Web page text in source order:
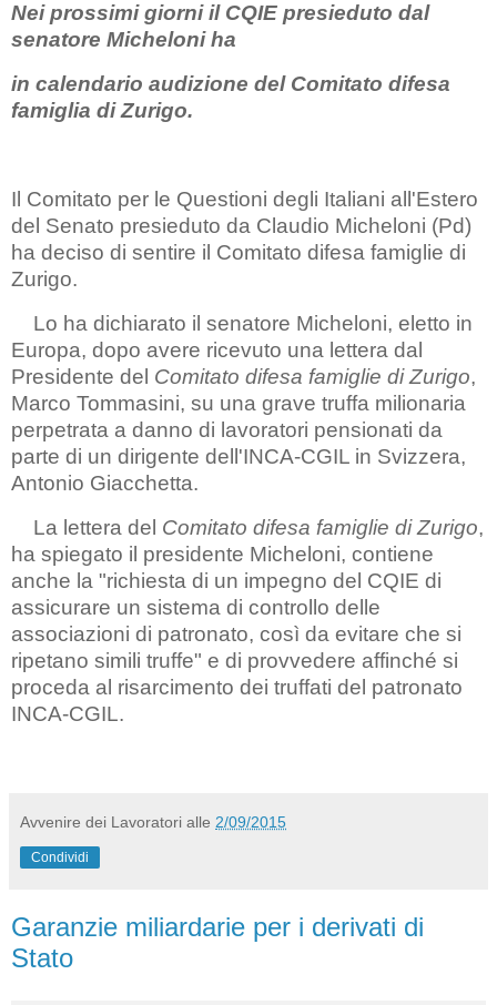
Nei prossimi giorni il CQIE presieduto dal
senatore Micheloni ha
in calendario audizione del Comitato difesa
famiglia di Zurigo.
Il Comitato per le Questioni degli Italiani all'Estero
del Senato presieduto da Claudio Micheloni (Pd)
ha deciso di sentire il Comitato difesa famiglie di
Zurigo.
Lo ha dichiarato il senatore Micheloni, eletto in
Europa, dopo avere ricevuto una lettera dal
Presidente del Comitato difesa famiglie di Zurigo,
Marco Tommasini, su una grave truffa milionaria
perpetrata a danno di lavoratori pensionati da
parte di un dirigente dell'INCA-CGIL in Svizzera,
Antonio Giacchetta.
La lettera del Comitato difesa famiglie di Zurigo,
ha spiegato il presidente Micheloni, contiene
anche la "richiesta di un impegno del CQIE di
assicurare un sistema di controllo delle
associazioni di patronato, così da evitare che si
ripetano simili truffe" e di provvedere affinché si
proceda al risarcimento dei truffati del patronato
INCA-CGIL.
Avvenire dei Lavoratori alle 2/09/2015
Condividi
Garanzie miliardarie per i derivati di
Stato